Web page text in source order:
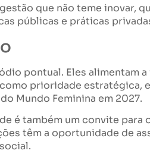
que não teme inovar,
públicas e práticas
pontual. Eles alimentam
prioridade estratégica,
Mundo Feminina em 2027.
é também um convite para
têm a oportunidade de